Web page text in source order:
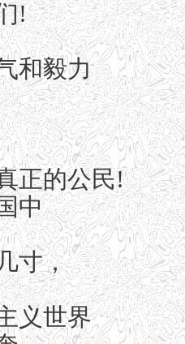
!
和毅力
正的公民!
中
寸，
义世界